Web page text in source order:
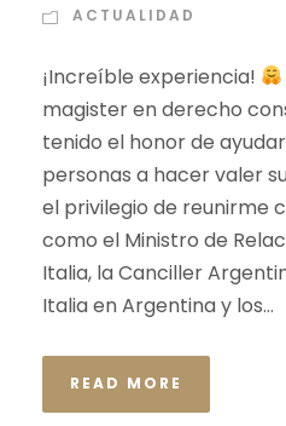
ACTUALIDAD
¡Increíble experiencia!
magister en derecho
tenido el honor de
personas a hacer valer
el privilegio de reunirme
como el Ministro de
Italia, la Canciller
Italia en Argentina y los...
READ MORE